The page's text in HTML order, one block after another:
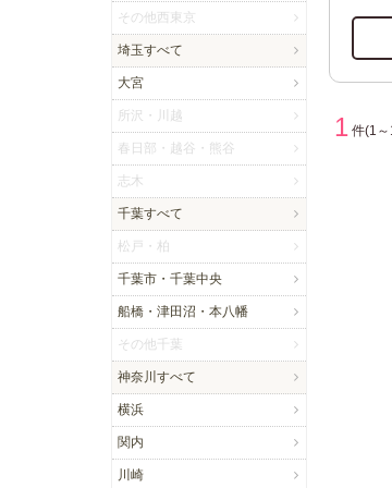
1 件(1
その他西東京
埼玉
大宮
所沢・川越
春日部・越谷・熊谷
志木
千葉
松戸・柏
千葉市・千葉中央
船橋・津田沼・本八幡
その他千葉
神奈川
横浜
関内
川崎